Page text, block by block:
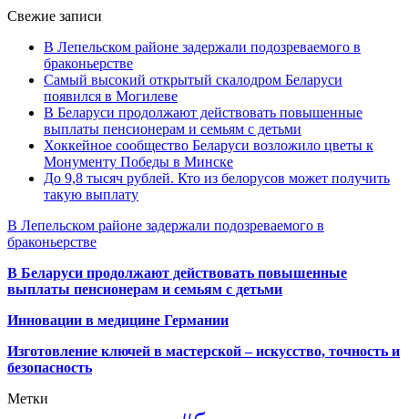
Свежие записи
В Лепельском районе задержали подозреваемого в
браконьерстве
Самый высокий открытый скалодром Беларуси
появился в Могилеве
В Беларуси продолжают действовать повышенные
выплаты пенсионерам и семьям с детьми
Хоккейное сообщество Беларуси возложило цветы к
Монументу Победы в Минске
До 9,8 тысяч рублей. Кто из белорусов может получить
такую выплату
В Лепельском районе задержали подозреваемого в
браконьерстве
В Беларуси продолжают действовать повышенные
выплаты пенсионерам и семьям с детьми
Инновации в медицине Германии
Изготовление ключей в мастерской – искусство, точность и
безопасность
Метки